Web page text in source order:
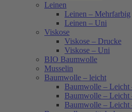
Leinen
Leinen – Mehrfarbig
Leinen – Uni
Viskose
Viskose – Drucke
Viskose – Uni
BIO Baumwolle
Musselin
Baumwolle – leicht
Baumwolle – Leicht
Baumwolle – Leicht
Baumwolle – Leicht